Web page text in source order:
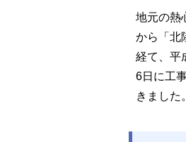
地元の熱
から「北
経て、平
6日に工
きました。